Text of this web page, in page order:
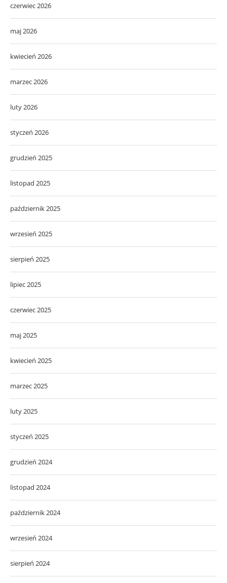
czerwiec 2026
maj 2026
kwiecień 2026
marzec 2026
luty 2026
styczeń 2026
grudzień 2025
listopad 2025
październik 2025
wrzesień 2025
sierpień 2025
lipiec 2025
czerwiec 2025
maj 2025
kwiecień 2025
marzec 2025
luty 2025
styczeń 2025
grudzień 2024
listopad 2024
październik 2024
wrzesień 2024
sierpień 2024